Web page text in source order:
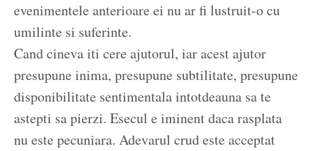
evenimentele anterioare ei nu ar fi lustruit-o cu
umilinte si suferinte.
Cand cineva iti cere ajutorul, iar acest ajutor
presupune inima, presupune subtilitate, presupune
disponibilitate sentimentala intotdeauna sa te
astepti sa pierzi. Esecul e iminent daca rasplata
nu este pecuniara. Adevarul crud este acceptat